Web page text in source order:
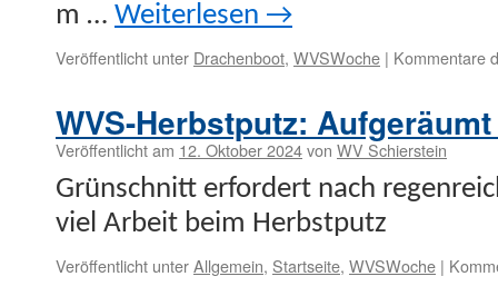
m … Weit­er­lesen →
Veröffentlicht unter Drachenboot, WVSWoche | Kommentare
WVS-Herbstputz:
Veröffentlicht am 12. Oktober 2024von WV Schierstein
Grün­schnitt erfordert nach
viel Arbeit beim Herbstputz
Veröffentlicht unterAllgemein, Startseite, WVSWoche |